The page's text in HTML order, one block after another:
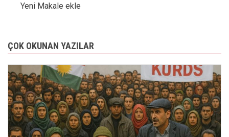
Yeni Makale ekle
ÇOK OKUNAN YAZILAR